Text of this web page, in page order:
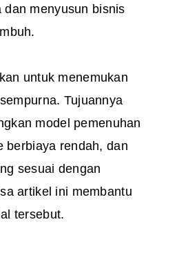
dan menyusun bisnis
untuk menemukan
Tujuannya
model pemenuhan
berbiaya rendah, dan
sesuai dengan
artikel ini membantu
tersebut.